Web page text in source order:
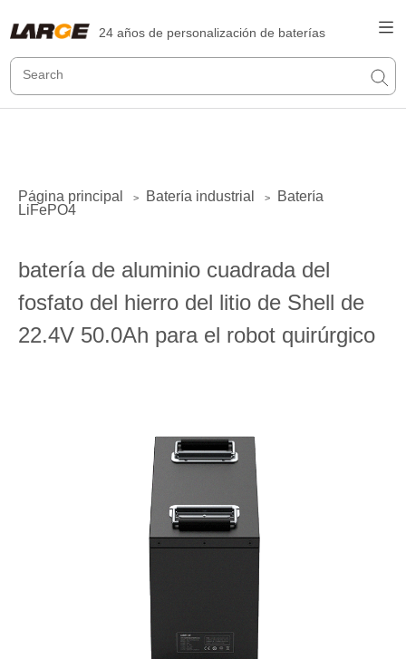
24 años de personalización de baterías
Página principal > Batería industrial >
Batería
LiFePO4
batería de aluminio cuadrada del
fosfato del hierro del litio de Shell de
22.4V 50.0Ah para el robot quirúrgico